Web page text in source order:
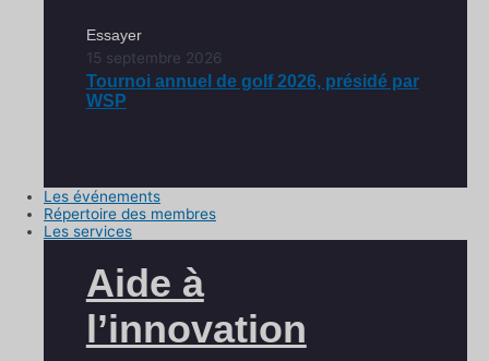
Essayer
15 septembre 2026
Tournoi annuel de golf 2026, présidé par
WSP
Les événements
Répertoire des membres
Les services
Aide à
l’innovation